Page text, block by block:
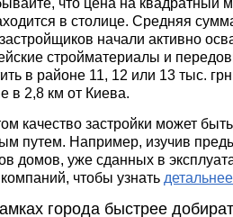
в столице. Средняя
начали активно
стройматериалы и
в районе 11, 12 или 13 тыс.
в 2,8 км от Киева.
качество застройки может
путем. Например, изучив
домов, уже сданных в
чтобы узнать
города быстрее